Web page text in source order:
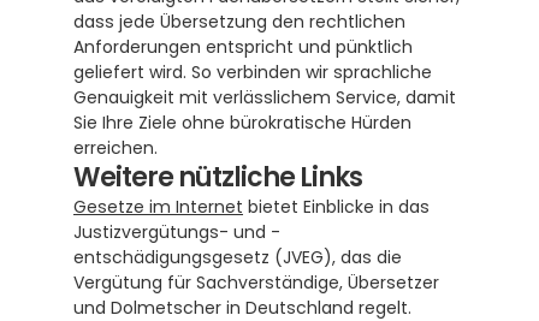
dass jede Übersetzung den rechtlichen
Anforderungen entspricht und pünktlich
geliefert wird. So verbinden wir sprachliche
Genauigkeit mit verlässlichem Service, damit
Sie Ihre Ziele ohne bürokratische Hürden
erreichen.
Weitere nützliche Links
Gesetze im Internet bietet Einblicke in das
Justizvergütungs- und -
entschädigungsgesetz (JVEG), das die
Vergütung für Sachverständige, Übersetzer
und Dolmetscher in Deutschland regelt.